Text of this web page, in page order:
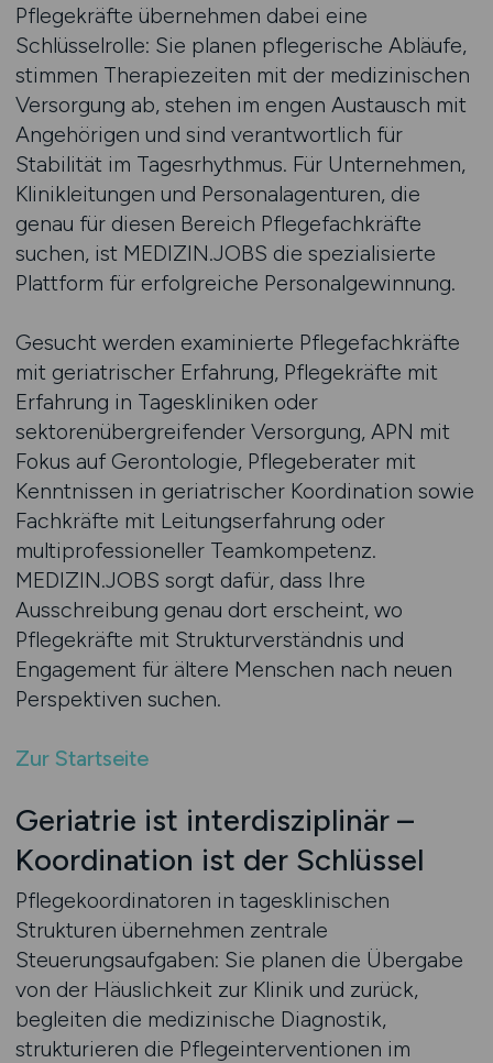
Pflegekräfte übernehmen dabei eine
Schlüsselrolle: Sie planen pflegerische Abläufe,
stimmen Therapiezeiten mit der medizinischen
Versorgung ab, stehen im engen Austausch mit
Angehörigen und sind verantwortlich für
Stabilität im Tagesrhythmus. Für Unternehmen,
Klinikleitungen und Personalagenturen, die
genau für diesen Bereich Pflegefachkräfte
suchen, ist MEDIZIN.JOBS die spezialisierte
Plattform für erfolgreiche Personalgewinnung.
Gesucht werden examinierte Pflegefachkräfte
mit geriatrischer Erfahrung, Pflegekräfte mit
Erfahrung in Tageskliniken oder
sektorenübergreifender Versorgung, APN mit
Fokus auf Gerontologie, Pflegeberater mit
Kenntnissen in geriatrischer Koordination sowie
Fachkräfte mit Leitungserfahrung oder
multiprofessioneller Teamkompetenz.
MEDIZIN.JOBS sorgt dafür, dass Ihre
Ausschreibung genau dort erscheint, wo
Pflegekräfte mit Strukturverständnis und
Engagement für ältere Menschen nach neuen
Perspektiven suchen.
Zur Startseite
Geriatrie ist interdisziplinär –
Koordination ist der Schlüssel
Pflegekoordinatoren in tagesklinischen
Strukturen übernehmen zentrale
Steuerungsaufgaben: Sie planen die Übergabe
von der Häuslichkeit zur Klinik und zurück,
begleiten die medizinische Diagnostik,
strukturieren die Pflegeinterventionen im